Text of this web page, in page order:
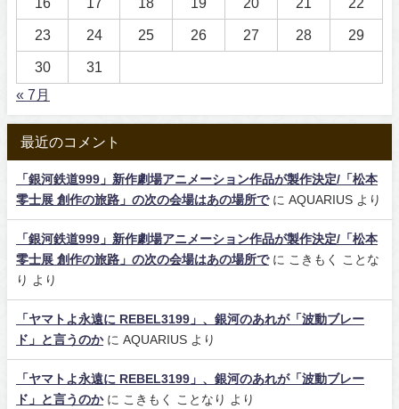
23 24 25 26 27 28 29
30
31
« 7月
最近のコメント
「銀河鉄道999」新作劇場アニメーション作品が製作決定/「松本
零士展 創作の旅路」の次の会場はあの場所でに AQUARIUS より
「銀河鉄道999」新作劇場アニメーション作品が製作決定/「松本
零士展 創作の旅路」の次の会場はあの場所でに
こきもく ことな
り
より
「ヤマトよ永遠に REBEL3199」、銀河のあれが「波動ブレー
ド」と言うのかに AQUARIUS より
「ヤマトよ永遠に REBEL3199」、銀河のあれが「波動ブレー
ド」と言うのかに こきもく ことなり より